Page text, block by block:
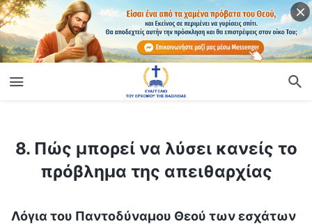
8. Πώς μπορεί να λύσει κανείς το
πρόβλημα της απειθαρχίας
Λόγια του Παντοδύναμου Θεού των εσχάτων